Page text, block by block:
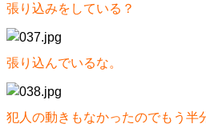
張り込みをしている？
張り込んでいるな。
犯人の動きもなかったのでもう半